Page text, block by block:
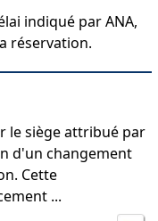
indiqué par ANA,
réservation.
le siège attribué par
d'un changement
Cette
...